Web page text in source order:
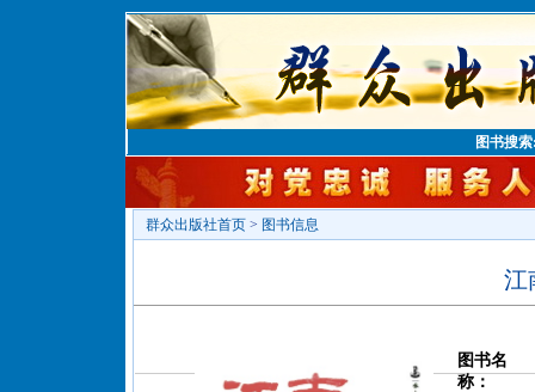
图书搜
群众出版社首页 > 图书信息
江
图书名
称：